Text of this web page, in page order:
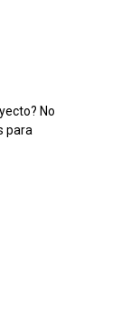
No
para